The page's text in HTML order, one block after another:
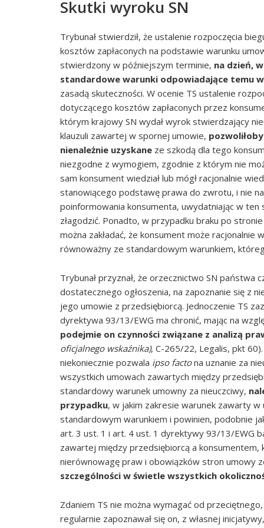
Skutki wyroku SN
Trybunał stwierdził, że ustalenie rozpoczęcia
kosztów zapłaconych na podstawie warunku
stwierdzony w późniejszym terminie, na dzień,
standardowe warunki odpowiadające temu
zasadą skuteczności. W ocenie TS ustalenie
dotyczącego kosztów zapłaconych przez
którym krajowy SN wydał wyrok stwierdzający
klauzuli zawartej w spornej umowie,
nienależnie uzyskane ze szkodą dla tego
niezgodne z wymogiem, zgodnie z którym nie
sam konsument wiedział lub mógł racjonalnie
stanowiącego podstawę prawa do zwrotu, i nie
poinformowania konsumenta, uwydatniając w
złagodzić. Ponadto, w przypadku braku po
można zakładać, że konsument może
równoważny ze standardowym warunkiem,
Trybunał przyznał, że orzecznictwo SN państwa
dostatecznego ogłoszenia, na zapoznanie się z
jego umowie z przedsiębiorcą. Jednoczenie TS
dyrektywa 93/13/EWG ma chronić, mając na
podejmie on czynności związane z analizą
oficjalnego wskaźnika), C-265/22, Legalis, pkt
niekoniecznie pozwala ipso factona uznanie za
wszystkich umowach zawartych między
standardowy warunek umowny za nieuczciwy,
przypadku, w jakim zakresie warunek zawarty
standardowym warunkiem i powinien, podobnie
art. 3 ust. 1 i art. 4 ust. 1 dyrektywy 93/13/EWG
zawartej między przedsiębiorcą a
nierównowagę praw i obowiązków stron umowy
szczególności w świetle wszystkich
Zdaniem TS nie można wymagać od
regularnie zapoznawał się on, z własnej